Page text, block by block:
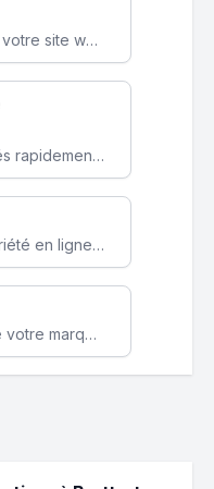
Boostez la visibilité de votre site web sur Google et attirez du trafic qualifié grâce à nos stratégies SEO.
Attirez des clients ciblés rapidement avec des campagnes publicitaires payantes optimisées pour vos objectifs.
Augmentez votre notoriété en ligne et stimulez la croissance de votre entreprise grâce à une stratégie sociale sur mesure.
Renforcez l’identité de votre marque avec un design unique qui capte l’attention et engage vos clients.